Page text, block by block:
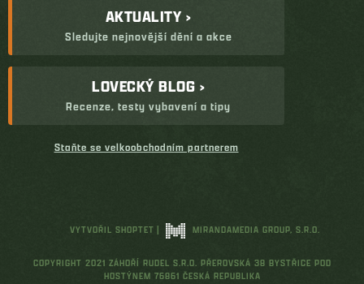
AKTUALITY ›
Sledujte nejnovější dění a akce
LOVECKÝ BLOG ›
Recenze, testy vybavení a tipy
Staňte se velkoobchodním partnerem
VYTVOŘIL SHOPTET | MIRANDAMEDIA GROUP, S.R.O.
COPYRIGHT 2021 ZÁHOŘÍ RUDEL S.R.O. PŘEROVSKÁ 38 BYSTŘICE POD
HOSTÝNEM 76861 ČESKÁ REPUBLIKA